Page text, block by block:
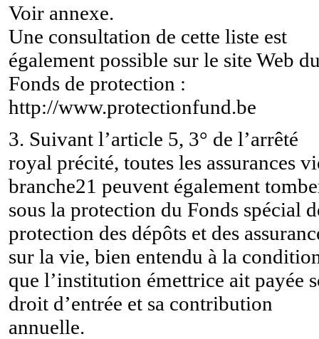
Voir annexe.
Une consultation de cette liste est
également possible sur le site Web
Fonds de protection :
http://www.protectionfund.be
3. Suivant l’article 5, 3° de l’arrêté
royal précité, toutes les assurances
branche21 peuvent également
sous la protection du Fonds spécial
protection des dépôts et des
sur la vie, bien entendu à la
que l’institution émettrice ait payée
droit d’entrée et sa contribution
annuelle.